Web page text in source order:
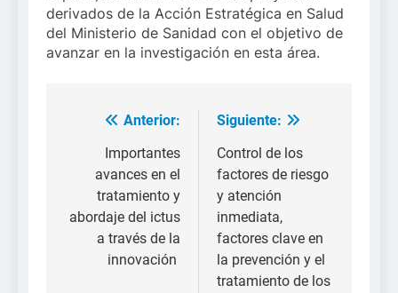
derivados de la Acción Estratégica en Salud
del Ministerio de Sanidad con el objetivo de
avanzar en la investigación en esta área.
Navegación
entradas
Anterior:
Importantes
avances en el
tratamiento y
abordaje del ictus
a través de la
innovación
Siguiente:
Control de los
factores de riesgo
y atención
inmediata,
factores clave en
la prevención y el
tratamiento de los